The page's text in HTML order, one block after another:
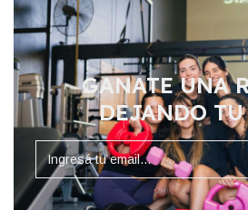
GANATE UNA
DEJANDO